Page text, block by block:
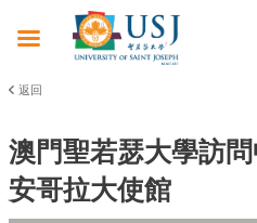
返回
澳門聖若瑟大學訪
安哥拉大使館